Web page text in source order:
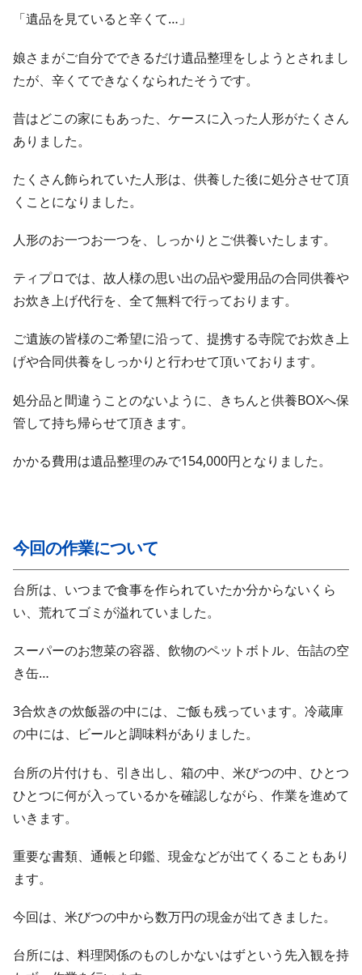
「遺品を見ていると辛くて…」
娘さまがご自分でできるだけ遺品整理をしようとされまし
たが、辛くてできなくなられたそうです。
昔はどこの家にもあった、ケースに入った人形がたくさん
ありました。
たくさん飾られていた人形は、供養した後に処分させて頂
くことになりました。
人形のお一つお一つを、しっかりとご供養いたします。
ティプロでは、故人様の思い出の品や愛用品の合同供養や
お炊き上げ代行を、全て無料で行っております。
ご遺族の皆様のご希望に沿って、提携する寺院でお炊き上
げや合同供養をしっかりと行わせて頂いております。
処分品と間違うことのないように、きちんと供養BOXへ保
管して持ち帰らせて頂きます。
かかる費用は遺品整理のみで154,000円となりました。
今回の作業について
台所は、いつまで食事を作られていたか分からないくら
い、荒れてゴミが溢れていました。
スーパーのお惣菜の容器、飲物のペットボトル、缶詰の空
き缶…
3合炊きの炊飯器の中には、ご飯も残っています。冷蔵庫
の中には、ビールと調味料がありました。
台所の片付けも、引き出し、箱の中、米びつの中、ひとつ
ひとつに何が入っているかを確認しながら、作業を進めて
いきます。
重要な書類、通帳と印鑑、現金などが出てくることもあり
ます。
今回は、米びつの中から数万円の現金が出てきました。
台所には、料理関係のものしかないはずという先入観を持